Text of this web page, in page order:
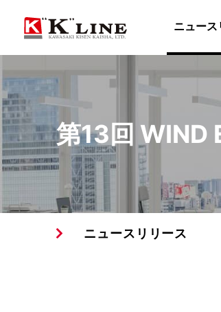
第13回 WIND
ニュースリリース
ニュース
事業紹介
ドライバルク船事業 自動車船
物流事業
ターミナル事業
株主・投資家情報
経営方針 IRライブラリ 財
免責事項
IRメール配信サービス
サステナビリティ
社長メッセージ “K” LINEグル
サステナビリティレポート/ESGデ
企業情報
企業理念 社長ごあいさつ
採用情報
陸上職・海上職 新卒採用情報（
川崎汽船グループ 採用情報